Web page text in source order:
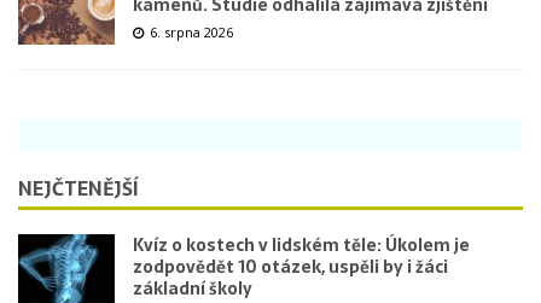
6. srpna 2026
NEJČTENĚJŠÍ
Kvíz o kostech v lidském těle: Úkolem je
zodpovědět 10 otázek, uspěli by i žáci
základní školy